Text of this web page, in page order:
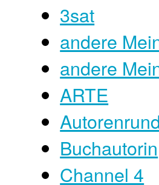
3sat
andere
andere
ARTE
Buchautorin
Channel 4